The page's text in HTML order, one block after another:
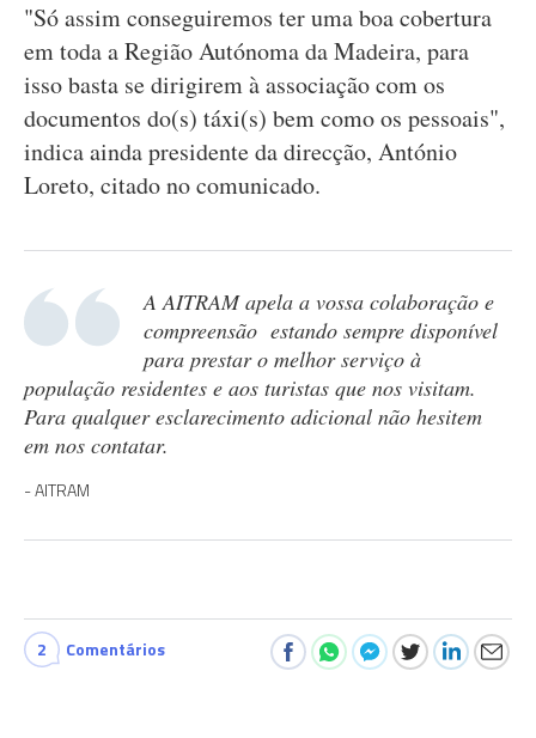
"Só assim conseguiremos ter uma boa cobertura
em toda a Região Autónoma da Madeira, para
isso basta se dirigirem à associação com os
documentos do(s) táxi(s) bem como os pessoais",
indica ainda presidente da direcção, António
Loreto, citado no comunicado.
A AITRAM apela a vossa colaboração e
compreensão estando sempre disponível
para prestar o melhor serviço à
população residentes e aos turistas que nos visitam.
Para qualquer esclarecimento adicional não hesitem
em nos contatar.
AITRAM
2 Comentários